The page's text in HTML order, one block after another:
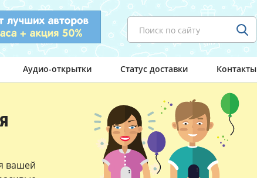
Поиск по сайту
Аудио-открытки Статус доставки Контакты
вашей